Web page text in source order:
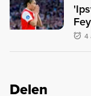
4
Delen